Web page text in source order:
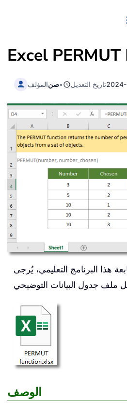
Excel
المؤلفصن• تاريخ التعديل
هذا البرنامج التعليمي، يُرجى
الوصف